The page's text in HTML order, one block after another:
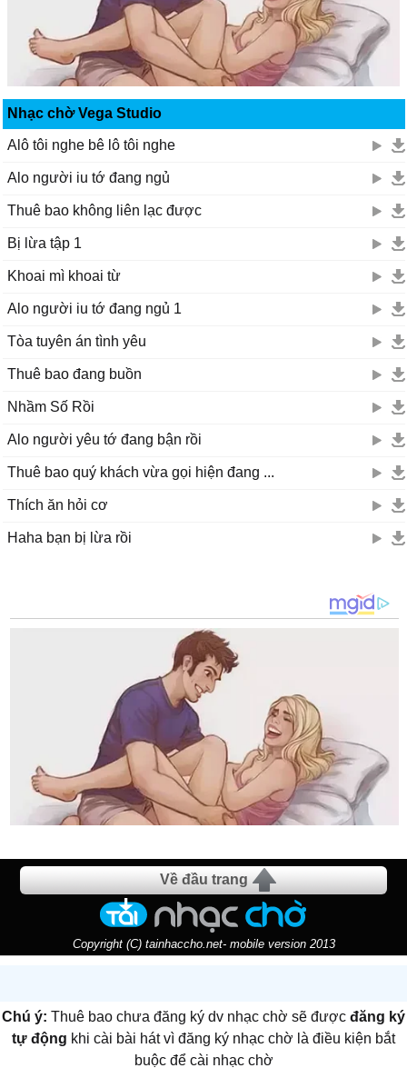
Nhạc chờ Vega Studio
Alô tôi nghe bê lô tôi nghe
Alo người iu tớ đang ngủ
Thuê bao không liên lạc được
Bị lừa tập 1
Khoai mì khoai từ
Alo người iu tớ đang ngủ 1
Tòa tuyên án tình yêu
Thuê bao đang buồn
Nhầm Số Rồi
Alo người yêu tớ đang bận rồi
Thuê bao quý khách vừa gọi hiện đang ...
Thích ăn hỏi cơ
Haha bạn bị lừa rồi
Về đầu trang
Copyright (C) tainhaccho.net- mobile version 2013
Chú ý: Thuê bao chưa đăng ký dv nhạc chờ sẽ được đăng ký
tự động khi cài bài hát vì đăng ký nhạc chờ là điều kiện bắt
buộc để cài nhạc chờ